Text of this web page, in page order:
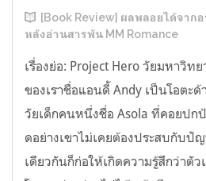
[Book Review] ผลพลอยได้จาก
หลังอ่านสารพัน MM Romance
เรื่องย่อ: Project Hero วัยมหาวิท
ของเราชื่อแอนดี้ Andy เป็นโอตะ
วัยเด็กคนหนึ่งชื่อ Asola ที่คอยปก
ดอย่างเขาไม่เคยต้องประสบกับปั
เดียวกันก็ก่อให้เกิดความรู้สึกว่าตั